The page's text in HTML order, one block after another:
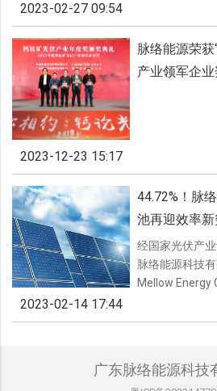
2023-02-27 09:54
2023-12-23 15:17
脉络能源荣
产业领军企业
2023-02-14 17:44
44.72%！脉
池再迎效率新
经国家光伏产
脉络能源科技
Mellow Energy
广东脉络能源科技